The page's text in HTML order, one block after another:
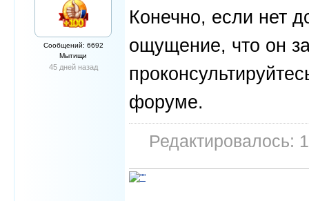
Сообщений: 6692
Мытищи
45 дней назад
Конечно, если нет
ощущение, что он
форуме.
Редактировалось: